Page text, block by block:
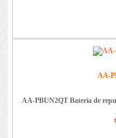
AA-
AA-PBUN2QT Batería de